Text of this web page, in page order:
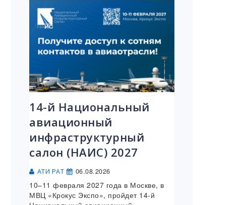
14-й Национальный
авиационный
инфраструктурный
салон (НАИС) 2027
АТИ РАТ 06.08.2026
10–11 февраля 2027 года в Москве, в
МВЦ «Крокус Экспо», пройдет 14-й